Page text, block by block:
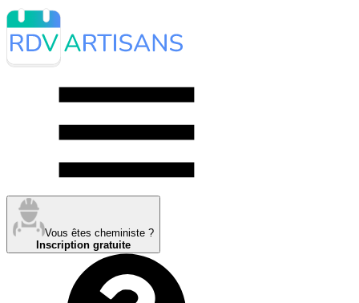
Vous êtes cheministe ?
Inscription gratuite